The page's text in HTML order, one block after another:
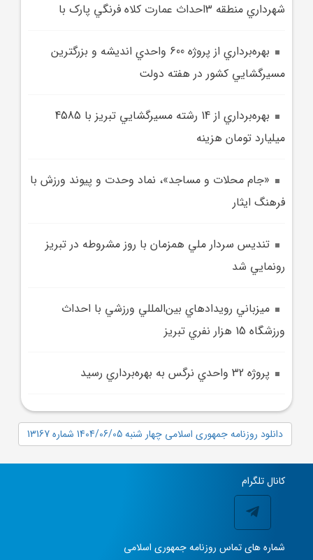
شهرداري منطقه 3احداث عمارت کلاه فرنگي پارک با
بهره‌برداري از پروژه 600 واحدي انديشه و بزرگترين
مسيرگشايي کشور در هفته دولت
بهره‌برداري از 14 رشته مسيرگشايي تبريز با 4585
ميليارد تومان هزينه
«جام محلات و مساجد»، نماد وحدت و پيوند ورزش با
فرهنگ ايثار
تنديس سردار ملي همزمان با روز مشروطه در تبريز
رونمايي شد
ميزباني رويدادهاي بين‌المللي ورزشي با احداث
ورزشگاه 15 هزار نفري تبريز
پروژه 32 واحدي نرگس به بهره‌برداري رسيد
دانلود روزنامه جمهوری اسلامی چهار شنبه 1404/06/05 شماره 13167
کانال تلگرام
شماره های تماس روزنامه جمهوری اسلامی